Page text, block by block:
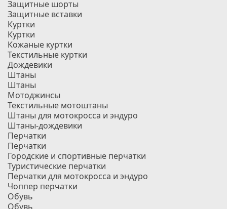
Защитные шорты
Защитные вставки
Куртки
Куртки
Кожаные куртки
Текстильные куртки
Дождевики
Штаны
Штаны
Мотоджинсы
Текстильные мотоштаны
Штаны для мотокросса и эндуро
Штаны-дождевики
Перчатки
Перчатки
Городские и спортивные перчатки
Туристические перчатки
Перчатки для мотокросса и эндуро
Чоппер перчатки
Обувь
Обувь